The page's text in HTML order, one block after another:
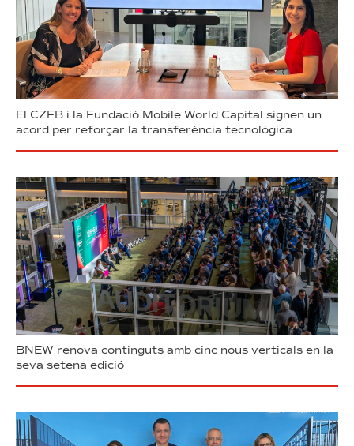
El CZFB i la Fundació Mobile World Capital signen un
acord per reforçar la transferència tecnològica
BNEW renova continguts amb cinc nous verticals en la
seva setena edició